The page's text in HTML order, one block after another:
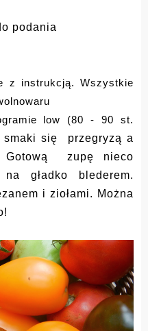
podania
z instrukcją. Wszystkie
low (80 - 90 st.
smaki się przegryzą a
Gotową zupę nieco
gładko blederem.
i ziołami. Można